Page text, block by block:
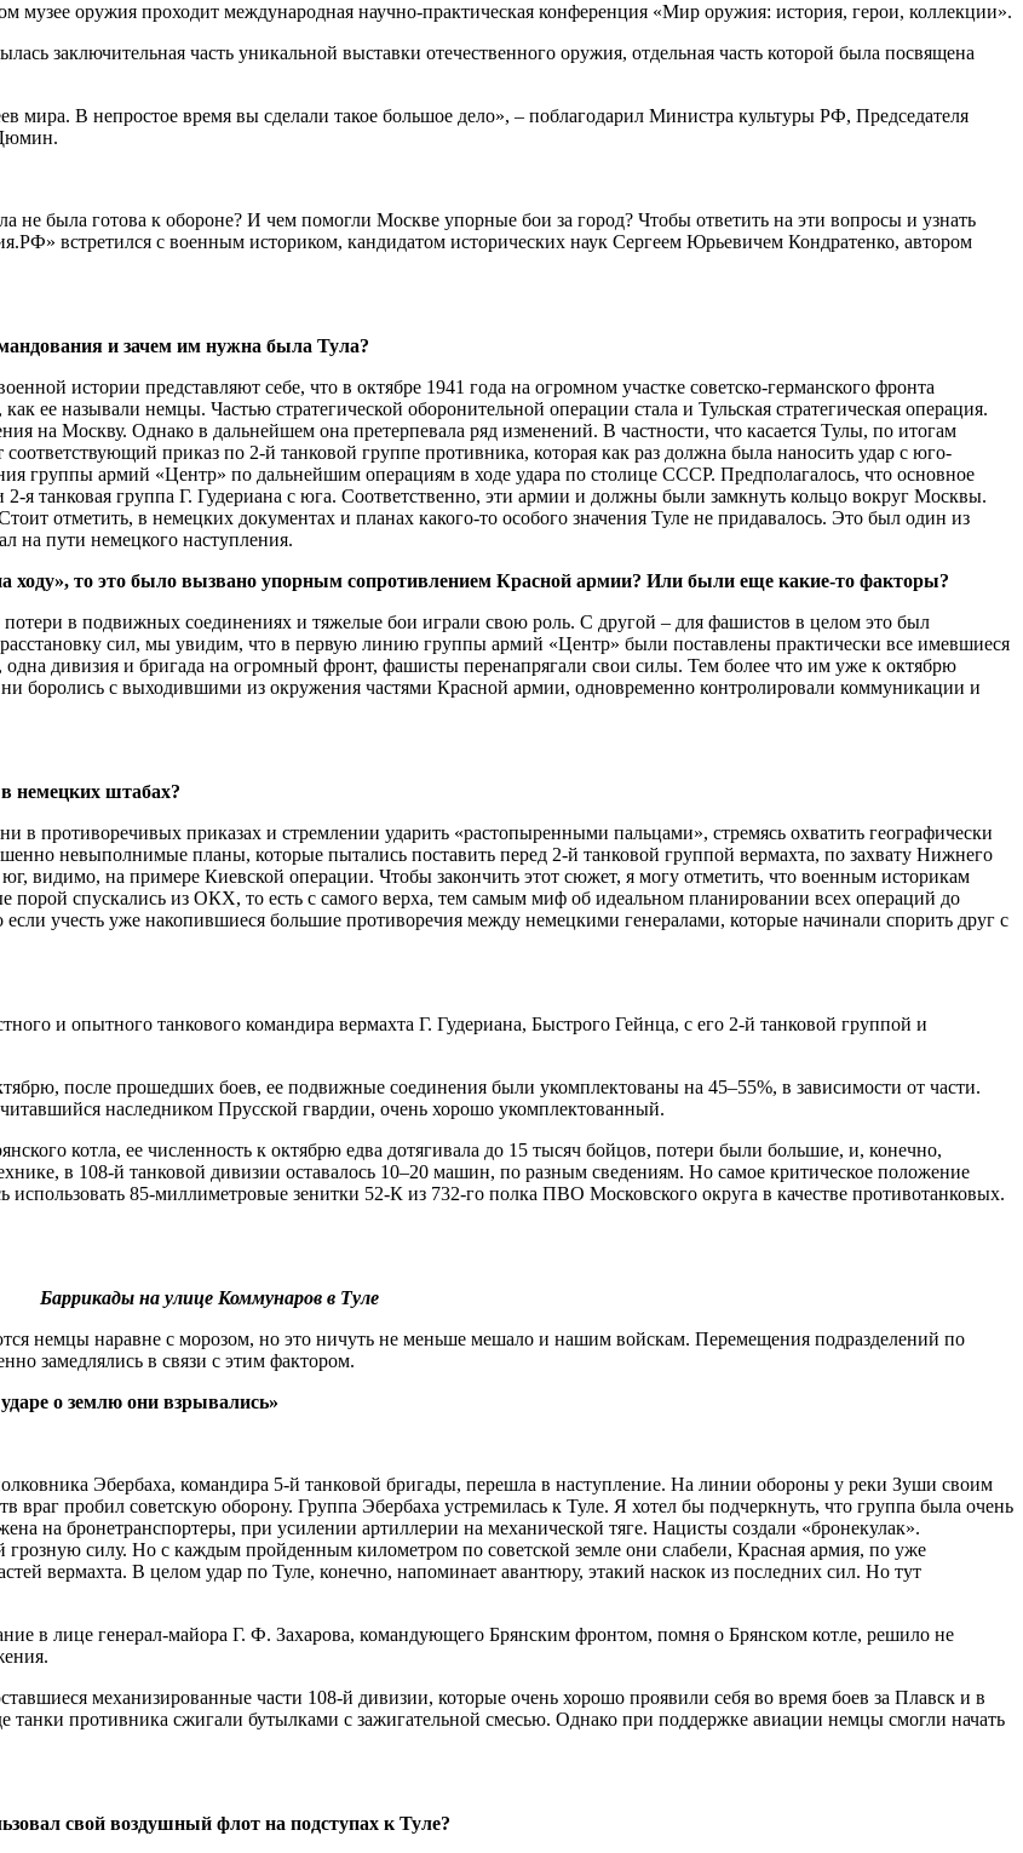
оружия проходит международная научно-практическая конференция «Мир оружия: история, герои, коллекции».
заключительная часть уникальной выставки отечественного оружия, отдельная часть которой была посвящена
В непростое время вы сделали такое большое дело», – поблагодарил Министра культуры РФ, Председателя
не была готова к обороне? И чем помогли Москве упорные бои за город? Чтобы ответить на эти вопросы и узнать
встретился с военным историком, кандидатом исторических наук Сергеем Юрьевичем Кондратенко, автором
и зачем им нужна была Тула?
истории представляют себе, что в октябре 1941 года на огромном участке советско-германского фронта
ее называли немцы. Частью стратегической оборонительной операции стала и Тульская стратегическая операция.
на Москву. Однако в дальнейшем она претерпевала ряд изменений. В частности, что касается Тулы, по итогам
приказ по 2-й танковой группе противника, которая как раз должна была наносить удар с юго-
группы армий «Центр» по дальнейшим операциям в ходе удара по столице СССР. Предполагалось, что основное
я танковая группа Г. Гудериана с юга. Соответственно, эти армии и должны были замкнуть кольцо вокруг Москвы.
отметить, в немецких документах и планах какого-то особого значения Туле не придавалось. Это был один из
пути немецкого наступления.
ходу», то это было вызвано упорным сопротивлением Красной армии? Или были еще какие-то факторы?
в подвижных соединениях и тяжелые бои играли свою роль. С другой – для фашистов в целом это был
сил, мы увидим, что в первую линию группы армий «Центр» были поставлены практически все имевшиеся
дивизия и бригада на огромный фронт, фашисты перенапрягали свои силы. Тем более что им уже к октябрю
боролись с выходившими из окружения частями Красной армии, одновременно контролировали коммуникации и
в немецких штабах?
в противоречивых приказах и стремлении ударить «растопыренными пальцами», стремясь охватить географически
невыполнимые планы, которые пытались поставить перед 2-й танковой группой вермахта, по захвату Нижнего
видимо, на примере Киевской операции. Чтобы закончить этот сюжет, я могу отметить, что военным историкам
порой спускались из ОКХ, то есть с самого верха, тем самым миф об идеальном планировании всех операций до
учесть уже накопившиеся большие противоречия между немецкими генералами, которые начинали спорить друг с
и опытного танкового командира вермахта Г. Гудериана, Быстрого Гейнца, с его 2-й танковой группой и
после прошедших боев, ее подвижные соединения были укомплектованы на 45–55%, в зависимости от части.
наследником Прусской гвардии, очень хорошо укомплектованный.
котла, ее численность к октябрю едва дотягивала до 15 тысяч бойцов, потери были большие, и, конечно,
в 108-й танковой дивизии оставалось 10–20 машин, по разным сведениям. Но самое критическое положение
85-миллиметровые зенитки 52-К из 732-го полка ПВО Московского округа в качестве противотанковых.
Баррикады на улице Коммунаров в Туле
немцы наравне с морозом, но это ничуть не меньше мешало и нашим войскам. Перемещения подразделений по
замедлялись в связи с этим фактором.
о землю они взрывались»
Эбербаха, командира 5-й танковой бригады, перешла в наступление. На линии обороны у реки Зуши своим
пробил советскую оборону. Группа Эбербаха устремилась к Туле. Я хотел бы подчеркнуть, что группа была очень
на бронетранспортеры, при усилении артиллерии на механической тяге. Нацисты создали «бронекулак».
силу. Но с каждым пройденным километром по советской земле они слабели, Красная армия, по уже
вермахта. В целом удар по Туле, конечно, напоминает авантюру, этакий наскок из последних сил. Но тут
в лице генерал-майора Г. Ф. Захарова, командующего Брянским фронтом, помня о Брянском котле, решило не
механизированные части 108-й дивизии, которые очень хорошо проявили себя во время боев за Плавск и в
танки противника сжигали бутылками с зажигательной смесью. Однако при поддержке авиации немцы смогли начать
свой воздушный флот на подступах к Туле?